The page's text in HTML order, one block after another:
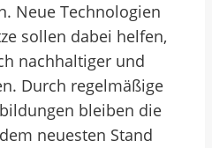
Neue Technologien
sollen dabei helfen,
nachhaltiger und
Durch regelmäßige
bleiben die
neuesten Stand